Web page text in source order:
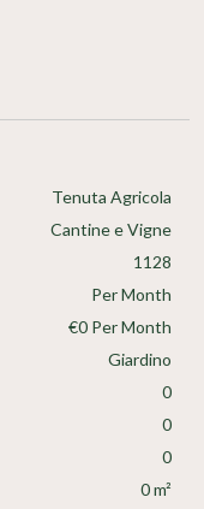
Tenuta Agricola
Cantine e Vigne
1128
Per Month
€0 Per Month
Giardino
0
0
0
0 m²